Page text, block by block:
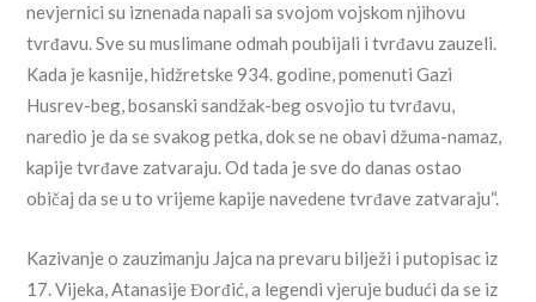
nevjernici su iznenada napali sa svojom vojskom njihovu
tvrđavu. Sve su muslimane odmah poubijali i tvrđavu zauzeli.
Kada je kasnije, hidžretske 934. godine, pomenuti Gazi
Husrev-beg, bosanski sandžak-beg osvojio tu tvrđavu,
naredio je da se svakog petka, dok se ne obavi džuma-namaz,
kapije tvrđave zatvaraju. Od tada je sve do danas ostao
običaj da se u to vrijeme kapije navedene tvrđave zatvaraju“.
Kazivanje o zauzimanju Jajca na prevaru bilježi i putopisac iz
17. Vijeka, Atanasije Đorđić, a legendi vjeruje budući da se iz